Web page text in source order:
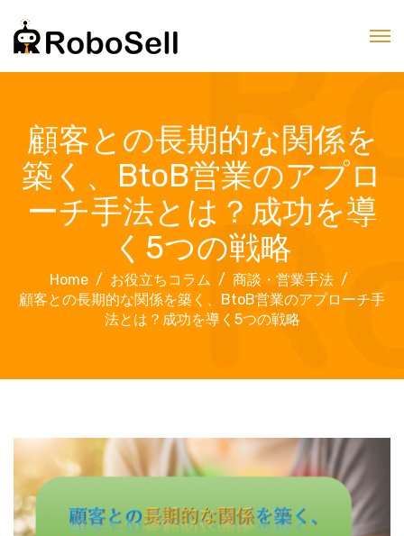
顧客との長期的な関係を
築く、BtoB営業のアプロ
ーチ手法とは？成功を導
く5つの戦略
Home お役立ちコラム
商談・営業手法
顧客との長期的な関係を築く、BtoB営業のアプローチ手
法とは？成功を導く5つの戦略